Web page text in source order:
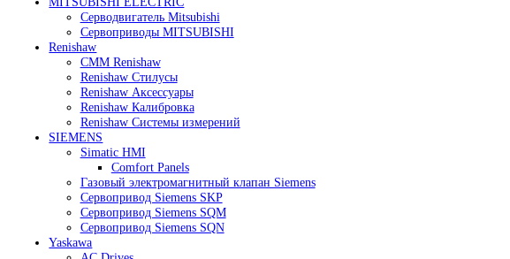
Линейные энкодеры Heidenhain LS 628C
Линейные энкодеры Heidenhain LS 688C
Поворотные энкодеры Heidenhain
MITSUBISHI ELECTRIC
Серводвигатель Mitsubishi
Сервоприводы MITSUBISHI
Renishaw
CMM Renishaw
Renishaw Cтилусы
Renishaw Аксессуары
Renishaw Калибровка
Renishaw Системы измерений
SIEMENS
Simatic HMI